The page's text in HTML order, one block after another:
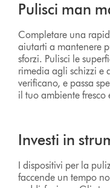
Pulisci man
Completare una
aiutarti a mantenere
sforzi. Pulisci le
rimedia agli schizzi e
verificano, e passa
il tuo ambiente fresco
Investi in
I dispositivi per la
faccende un tempo